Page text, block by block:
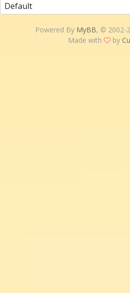
Powered By MyBB, © 2002-
Made with
by